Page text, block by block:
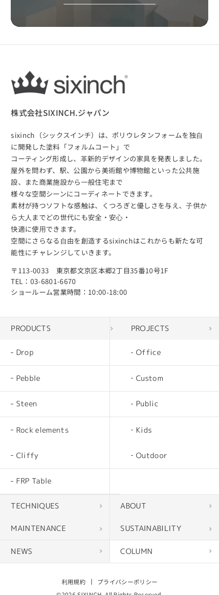
株式会社SIXINCH.ジャパン
sixinch（シックスインチ）は、 ポリウレタンフォームを独⾃
に開発した塗料「フォルムコート」で
コーティング形成し、⾰新的デザインの家具を発表しました。
屋外を問わず、駅、公園から美術館や博物館といった公共施
設、また商業施設から⼀般住宅まで
様々な空間シーンにコーディネートできます。
素材が持つソフトな感触は、くつろぎと優しさを与え、⼦供か
ら⼤⼈までどの世代にも安全・安⼼・
快適に使⽤できます。
空間にさらなる⾃由を創造するsixinchはこれからも新たな可
能性にチャレンジしていきます。
〒113-0033 東京都文京区本郷2丁目35番10号1F
TEL：03-6801-6670
ショールーム営業時間：10:00‐18:00
PRODUCTS
Drop
Pebble
Steen
Rock elements
Cliffy
FRP Table
PROJECTS
Office
Custom
Public
Kids
Outdoor
TECHNIQUES ABOUT
MAINTENANCE SUSTAINABILITY
NEWS COLUMN
利用規約
プライバシーポリシー